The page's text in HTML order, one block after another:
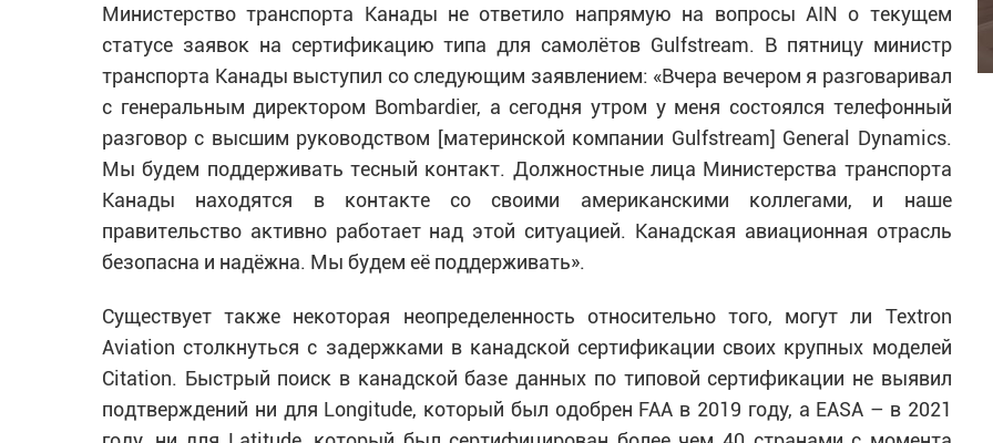
Министерство транспорта Канады не ответило напрямую на вопросы AIN о текущем
статусе заявок на сертификацию типа для самолётов Gulfstream. В пятницу министр
транспорта Канады выступил со следующим заявлением: «Вчера вечером я разговаривал
с генеральным директором Bombardier, а сегодня утром у меня состоялся телефонный
разговор с высшим руководством [материнской компании Gulfstream] General Dynamics.
Мы будем поддерживать тесный контакт. Должностные лица Министерства транспорта
Канады находятся в контакте со своими американскими коллегами, и наше
правительство активно работает над этой ситуацией. Канадская авиационная отрасль
безопасна и надёжна. Мы будем её поддерживать».
Существует также некоторая неопределенность относительно того, могут ли Textron
Aviation столкнуться с задержками в канадской сертификации своих крупных моделей
Citation. Быстрый поиск в канадской базе данных по типовой сертификации не выявил
подтверждений ни для Longitude, который был одобрен FAA в 2019 году, а EASA – в 2021